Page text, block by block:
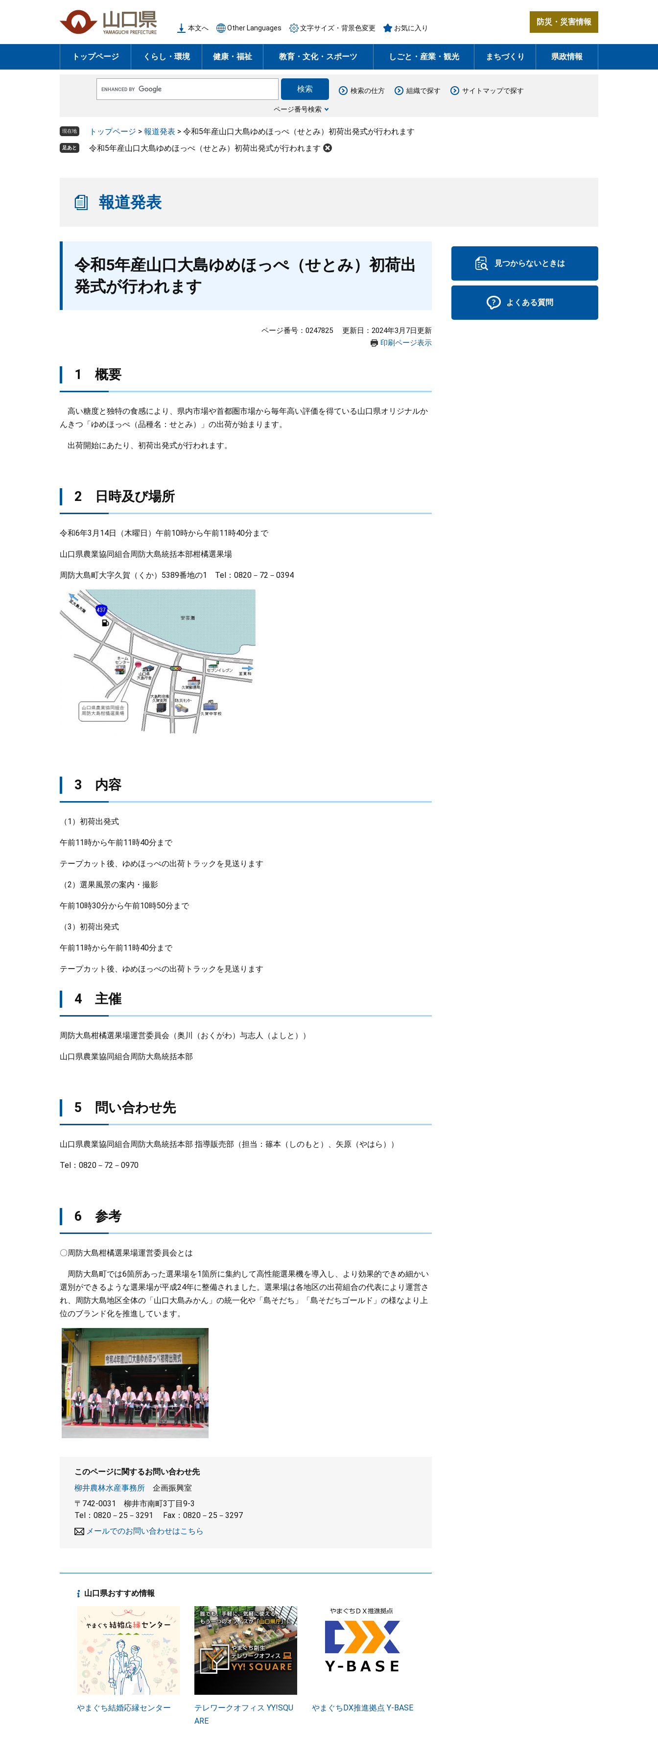
の
頭
ー
飛
本文へ Other Languages 文字サイズ・背景色変更 お気に入り
防災・災害情報
トップページ くらし・環境 健康・福祉 教育・文化・スポーツ しごと・産業・観光 まちづくり 県政情報
o
e
ス
ページ番号検索
検索の仕方 組織で探す サイトマップで探す
現在地 トップページ > 報道発表 > 令和5年産山口大島ゆめほっぺ（せとみ）初荷出発式が行われます
足あと 令和5年産山口大島ゆめほっぺ（せとみ）初荷出発式が行われます
報道発表
令和5年産山口大島ゆめほっぺ（せとみ）初荷出
発式が行われます
ページ番号：0247825
更新日：2024年3月7日更新
印刷ページ表示
1 概要
高い糖度と独特の食感により、県内市場や首都圏市場から毎年高い評価を得ている山口県オリジナルか
んきつ「ゆめほっぺ（品種名：せとみ）」の出荷が始まります。
出荷開始にあたり、初荷出発式が行われます。
2 日時及び場所
令和6年3月14日（木曜日）午前10時から午前11時40分まで
山口県農業協同組合周防大島統括本部柑橘選果場
周防大島町大字久賀（くか）5389番地の1 Tel：0820－72－0394
3 内容
（1）初荷出発式
午前11時から午前11時40分まで
テープカット後、ゆめほっぺの出荷トラックを見送ります
（2）選果風景の案内・撮影
午前10時30分から午前10時50分まで
（3）初荷出発式
午前11時から午前11時40分まで
テープカット後、ゆめほっぺの出荷トラックを見送ります
4 主催
周防大島柑橘選果場運営委員会（奥川（おくがわ）与志人（よしと））
山口県農業協同組合周防大島統括本部
5 問い合わせ先
山口県農業協同組合周防大島統括本部 指導販売部（担当：篠本（しのもと）、矢原（やはら））
Tel：0820－72－0970
6 参考
〇周防大島柑橘選果場運営委員会とは
周防大島町では6箇所あった選果場を1箇所に集約して高性能選果機を導入し、より効果的できめ細かい
選別ができるような選果場が平成24年に整備されました。選果場は各地区の出荷組合の代表により運営さ
れ、周防大島地区全体の「山口大島みかん」の統一化や「島そだち」「島そだちゴールド」の様なより上
位のブランド化を推進しています。
このページに関するお問い合わせ先
柳井農林水産事務所
企画振興室
〒742-0031
柳井市南町3丁目9-3
Tel：0820－25－3291
Fax：0820－25－3297
メールでのお問い合わせはこちら
山口県おすすめ情報
やまぐち結婚応縁センター
テレワークオフィス YY!SQU
ARE
やまぐちDX推進拠点 Y-BASE
見つからないときは
よくある質問